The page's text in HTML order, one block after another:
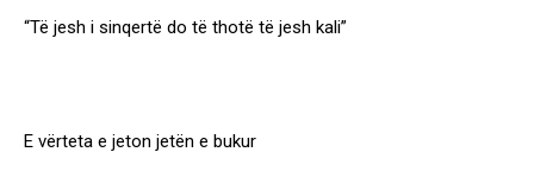
“Të jesh i sinqertë do të thotë të jesh kali”
E vërteta e jeton jetën e bukur